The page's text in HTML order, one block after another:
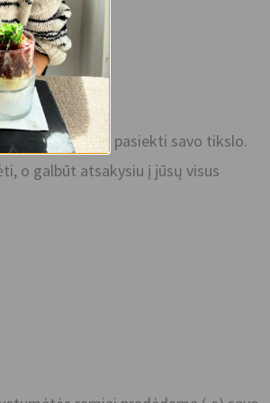
būklę.
pakeisti norint pasiekti savo tikslo.
o galbūt atsakysiu į jūsų visus